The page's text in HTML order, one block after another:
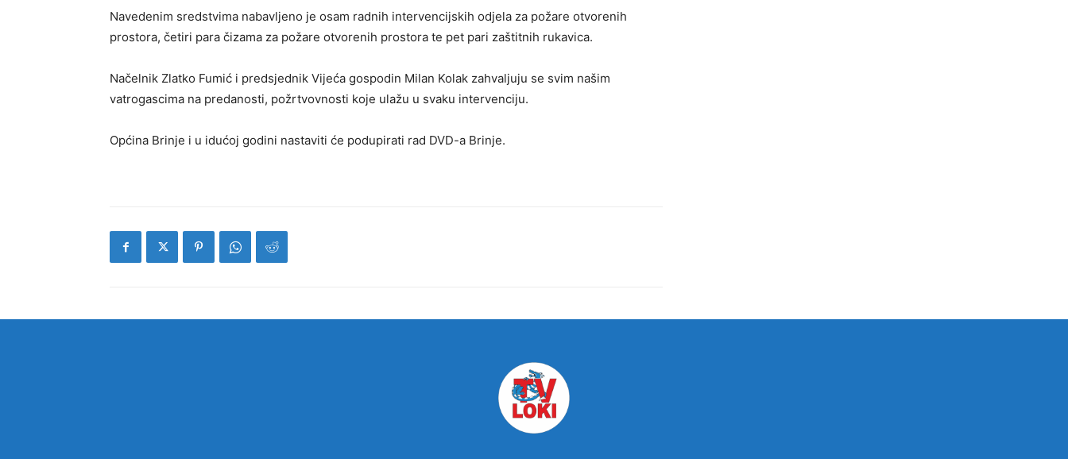
Navedenim sredstvima nabavljeno je osam radnih intervencijskih odjela za požare otvorenih
prostora, četiri para čizama za požare otvorenih prostora te pet pari zaštitnih rukavica.
Načelnik Zlatko Fumić i predsjednik Vijeća gospodin Milan Kolak zahvaljuju se svim našim
vatrogascima na predanosti, požrtvovnosti koje ulažu u svaku intervenciju.
Općina Brinje i u idućoj godini nastaviti će podupirati rad DVD-a Brinje.